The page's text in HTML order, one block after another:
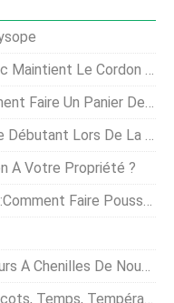
Le Cordon Hors Du Maïs
Panier De Laitue Suspendu
En Place D'une Culture Hydroponique
À Votre Propriété ?
Des Épinards Dans Le Jardin Familial
De Nouvelle Génération
Température, Traiter